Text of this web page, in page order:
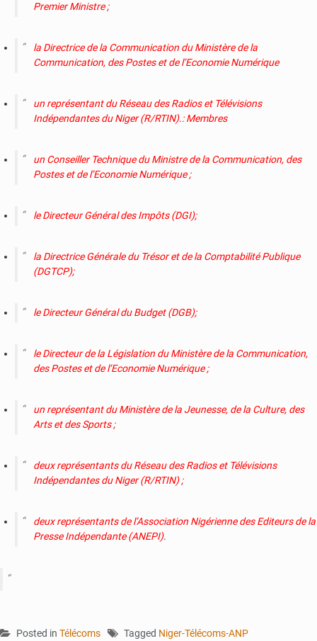
Premier Ministre ;
la Directrice de la Communication du Ministère de la
Communication, des Postes et de l’Economie Numérique
un représentant du Réseau des Radios et Télévisions
Indépendantes du Niger (R/RTIN).: Membres
un Conseiller Technique du Ministre de la Communication, des
Postes et de l’Economie Numérique ;
le Directeur Général des Impôts (DGI);
la Directrice Générale du Trésor et de la Comptabilité Publique
(DGTCP);
le Directeur Général du Budget (DGB);
le Directeur de la Législation du Ministère de la Communication,
des Postes et de l’Economie Numérique ;
un représentant du Ministère de la Jeunesse, de la Culture, des
Arts et des Sports ;
deux représentants du Réseau des Radios et Télévisions
Indépendantes du Niger (R/RTIN) ;
deux représentants de l’Association Nigérienne des Editeurs de la
Presse Indépendante (ANEΡΙ).
Posted in Télécoms Tagged Niger-Télécoms-ANP